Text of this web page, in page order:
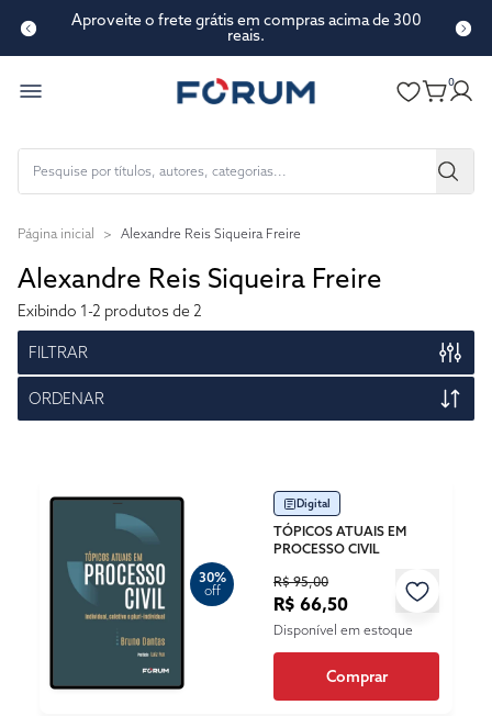
Aproveite o frete grátis em compras acima de 300
reais.
0
Página inicial > Alexandre Reis Siqueira Freire
Alexandre Reis Siqueira Freire
Exibindo 1-2 produtos de 2
FILTRAR
ORDENAR
30%
off
Digital
TÓPICOS ATUAIS EM
PROCESSO CIVIL
R$ 95,00
R$ 66,50
Disponível em estoque
Comprar